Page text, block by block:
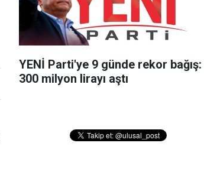
YENİ Parti'ye 9 günde rekor bağış:
300 milyon lirayı aştı